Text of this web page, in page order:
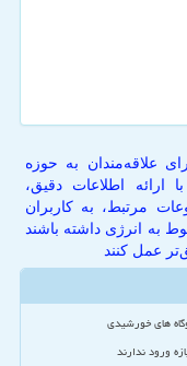
علاقه‌مندان به حوزه
ارائه اطلاعات دقیق،
مرتبط، به کاربران
به انرژی داشته باشند
عمل کنند
های خورشیدی
ورود ندارند